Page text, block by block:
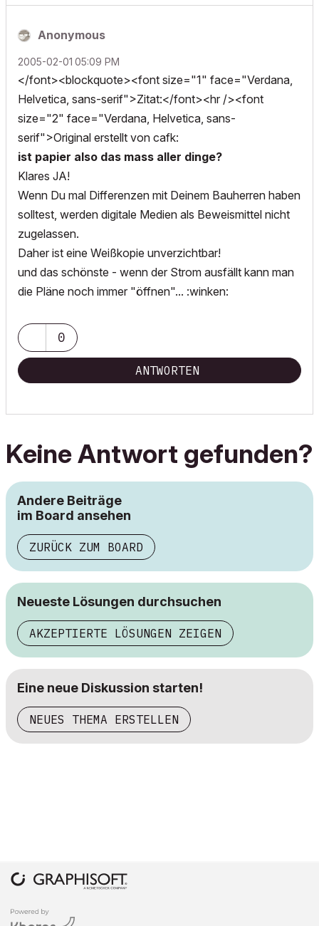
Anonymous
‎2005-02-01 05:09 PM
</font><blockquote><font size="1" face="Verdana,
Helvetica, sans-serif">Zitat:</font><hr /><font
size="2" face="Verdana, Helvetica, sans-
serif">Original erstellt von cafk:
ist papier also das mass aller dinge?
Klares JA!
Wenn Du mal Differenzen mit Deinem Bauherren haben
solltest, werden digitale Medien als Beweismittel nicht
zugelassen.
Daher ist eine Weißkopie unverzichtbar!
und das schönste - wenn der Strom ausfällt kann man
die Pläne noch immer "öffnen"... :winken:
0
ANTWORTEN
Keine Antwort gefunden?
Andere Beiträge
im Board ansehen
ZURÜCK ZUM BOARD
Neueste Lösungen durchsuchen
AKZEPTIERTE LÖSUNGEN ZEIGEN
Eine neue Diskussion starten!
NEUES THEMA ERSTELLEN